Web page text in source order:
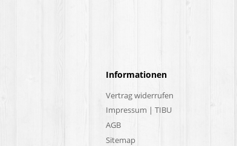
Informationen
Vertrag widerrufen
Impressum | TIBU
AGB
Sitemap